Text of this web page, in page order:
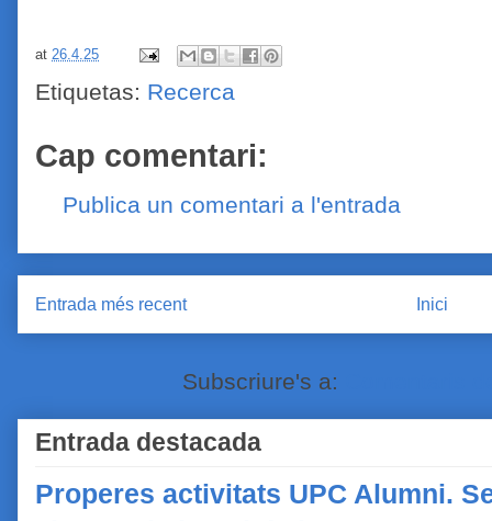
at 26.4.25
Etiquetas: Recerca
Cap comentari:
Publica un comentari a l'entrada
Entrada més recent Inici
Subscriure's a:
Entrada destacada
Properes activitats UPC Alumni.